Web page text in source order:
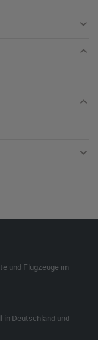
und Flugzeuge im
in Deutschland und